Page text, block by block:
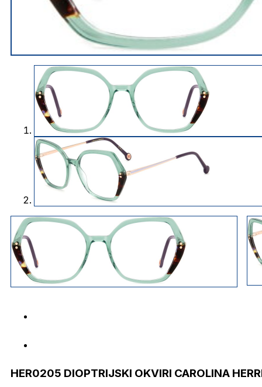
HER0205 DIOPTRIJSKI OKVIRI CAROLINA